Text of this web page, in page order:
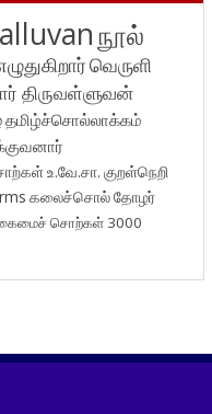
நூல்
வெருளி
திருவள்ளுவன்
தமிழ்ச்சொல்லாக்கம்
உ.வே.சா. குறள்நெறி
கலைச்சொல்தோழர்
சொற்கள் 3000